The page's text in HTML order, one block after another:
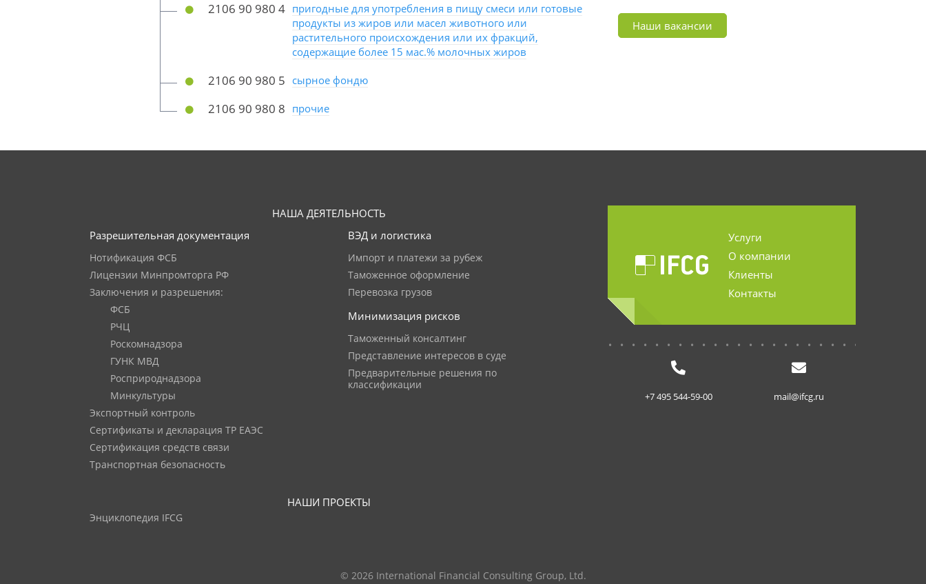
2106 90 980 4 пригодные для употребления в пищу смеси или готовые
продукты из жиров или масел животного или
растительного происхождения или их фракций,
содержащие более 15 мас.% молочных жиров
2106 90 980 5 сырное фондю
2106 90 980 8 прочие
Наши вакансии
НАША ДЕЯТЕЛЬНОСТЬ
Разрешительная документация
Нотификация ФСБ
Лицензии Минпромторга РФ
Заключения и разрешения:
ФСБ
РЧЦ
Роскомнадзора
ГУНК МВД
Росприроднадзора
Минкультуры
Экспортный контроль
Сертификаты и декларация ТР ЕАЭС
Сертификация средств связи
Транспортная безопасность
ВЭД и логистика
Импорт и платежи за рубеж
Таможенное оформление
Перевозка грузов
Минимизация рисков
Таможенный консалтинг
Представление интересов в суде
Предварительные решения по
классификации
НАШИ ПРОЕКТЫ
Энциклопедия IFCG
Услуги
О компании
Клиенты
Контакты
+7 495 544-59-00 mail@ifcg.ru
© 2026 International Financial Consulting Group, Ltd.